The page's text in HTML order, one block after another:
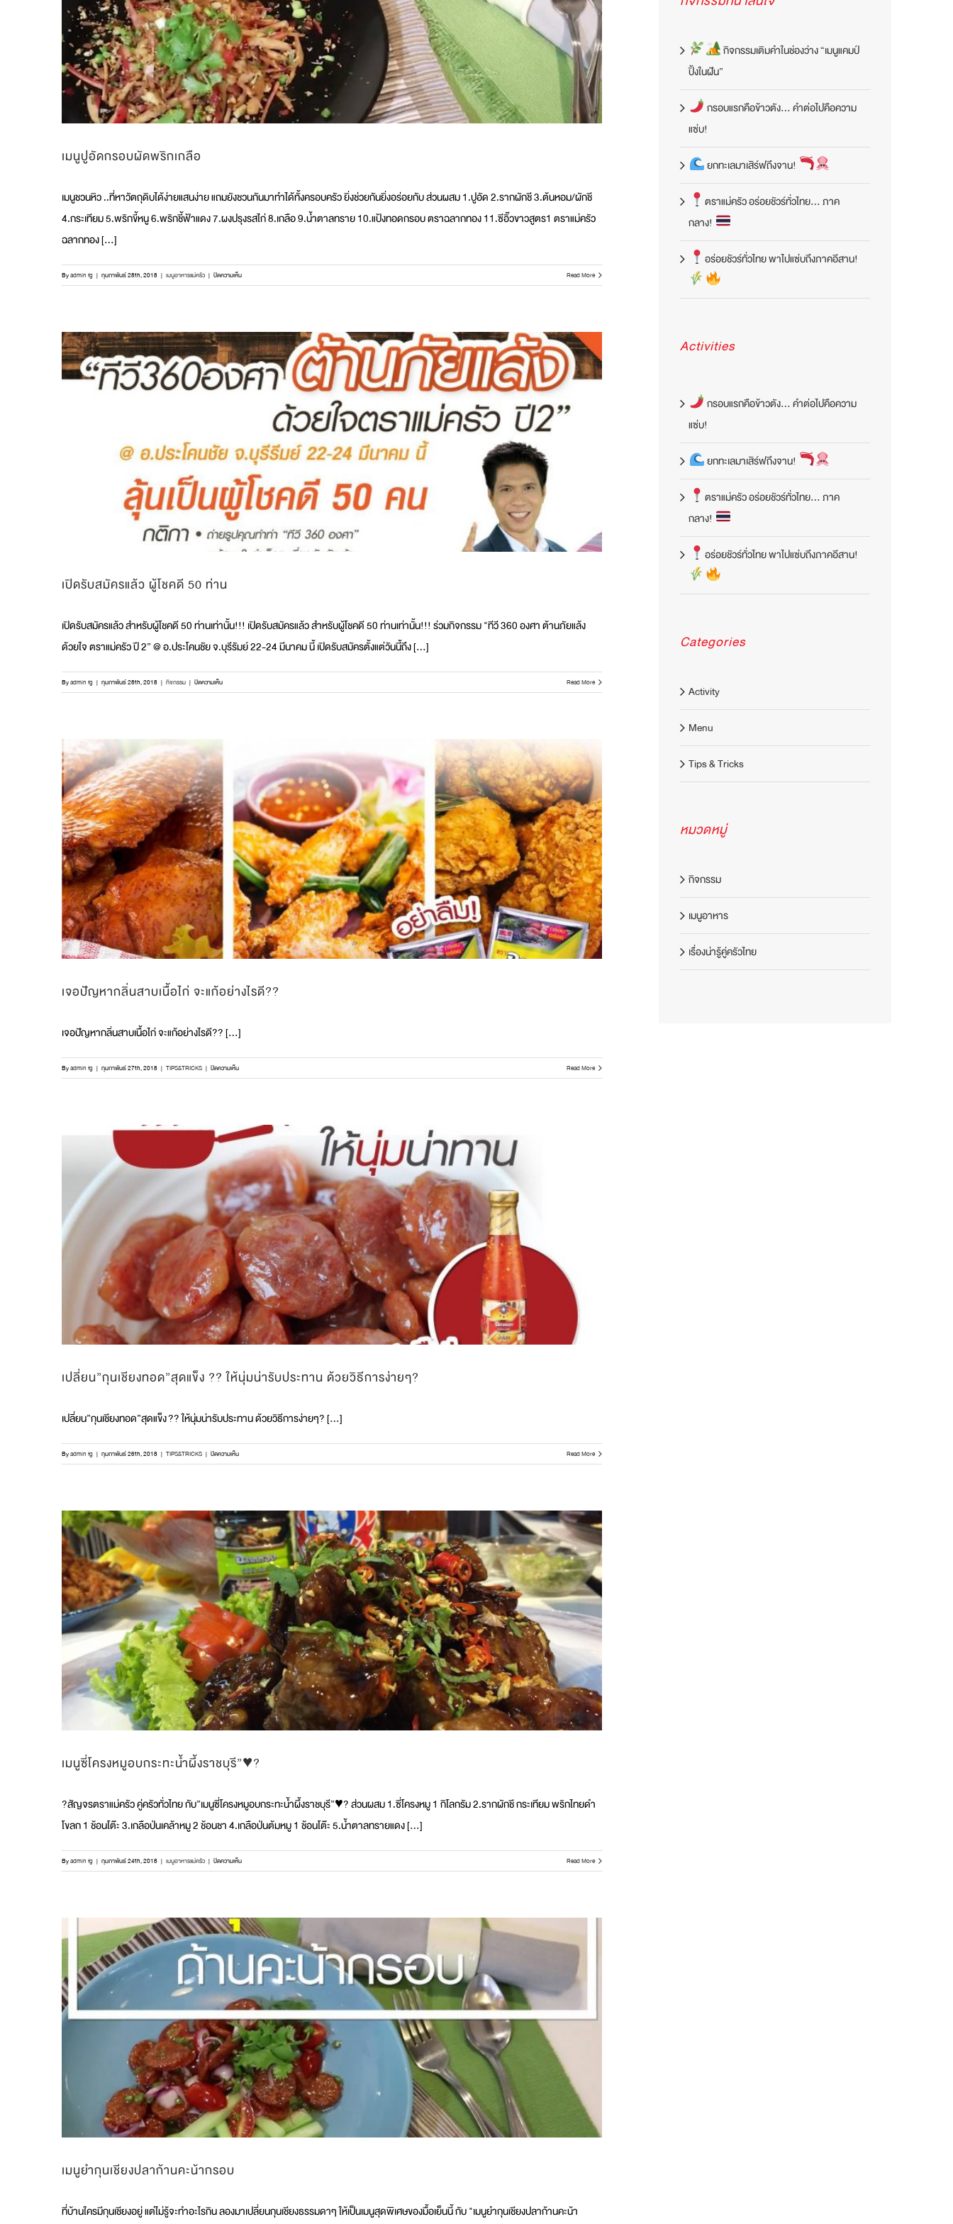
เมนูปูอัดกรอบผัดพริกเกลือ
เมนูชวนหิว ..ที่หาวัตถุดิบได้ง่ายแสนง่าย แถมยังชวนกันมาทำได้ทั้งครอบครัว ยิ่งช่วยกันยิ่งอร่อยกับ ส่วนผสม 1.ปูอัด 2.รากผักชี 3.ต้นหอม/ผักชี
4.กระเทียม 5.พริกขี้หนู 6.พริกชี้ฟ้าแดง 7.ผงปรุงรสไก่ 8.เกลือ 9.น้ำตาลทราย 10.แป้งทอดกรอบ ตราฉลากทอง 11.ซีอิ๊วขาวสูตร1 ตราแม่ครัว
ฉลากทอง [...]
Byadmin fg | กุมภาพันธ์ 28th, 2018 | เมนูอาหารแม่ครัว | ปิดความเห็นบน
เมนู
ผัด
พริก
เกลือ
Read More
เปิดรับสมัครแล้ว ผู้โชคดี 50 ท่าน
เปิดรับสมัครแล้ว สำหรับผู้โชคดี 50 ท่านเท่านั้น!!! เปิดรับสมัครแล้ว สำหรับผู้โชคดี 50 ท่านเท่านั้น!!! ร่วมกิจกรรม "ทีวี 360 องศา ต้านภัยแล้ง
ด้วยใจ ตราแม่ครัว ปี 2” @ อ.ประโคนชัย จ.บุรีรัมย์ 22-24 มีนาคม นี้ เปิดรับสมัครตั้งแต่วันนี้ถึง [...]
Byadmin fg | กุมภาพันธ์ 28th, 2018 | กิจกรรม | ปิดความเห็นบน
เปิด
โชค
Read More
เจอปัญหากลิ่นสาบเนื้อไก่ จะแก้อย่างไรดี??
เจอปัญหากลิ่นสาบเนื้อไก่ จะแก้อย่างไรดี?? […]
Byadmin fg | กุมภาพันธ์ 27th, 2018 | TIPS&TRICKS | ปิดความเห็นบน
เจอ
เนื้อ
จะ
แก้
อย่างไร
ดี??
Read More
เปลี่ยน”กุนเชียงทอด”สุดแข็ง ?? ให้นุ่มน่ารับประทาน ด้วยวิธีการง่ายๆ?
เปลี่ยน”กุนเชียงทอด”สุดแข็ง ?? ให้นุ่มน่ารับประทาน ด้วยวิธีการง่ายๆ? […]
Byadmin fg | กุมภาพันธ์ 26th, 2018 | TIPS&TRICKS | ปิดความเห็นบน
เปลี่ยน”กุนเชียง
ให้
นุ่ม
น่า
รับ
ประทาน
ด้วย
วิธี
การ
ง่ายๆ?
Read More
เมนูซี่โครงหมูอบกระทะน้ำผึ้งราชบุรี”♥️?
?สัญจรตราแม่ครัว คู่ครัวทั่วไทย กับ”เมนูซี่โครงหมูอบกระทะน้ำผึ้งราชบุรี”♥️? ส่วนผสม 1.ซี่โครงหมู 1 กิโลกรัม 2.รากผักชี กระเทียม พริกไทยดำ
โขลก 1 ช้อนโต๊ะ 3.เกลือป่นเคล้าหมู 2 ช้อนชา 4.เกลือป่นต้มหมู 1 ช้อนโต๊ะ 5.น้ำตาลทรายแดง [...]
Byadmin fg | กุมภาพันธ์ 24th, 2018 | เมนูอาหารแม่ครัว | ปิดความเห็นบน
เมนู
กระทะ
น้ำ
ราชบุรี”♥️?
Read More
เมนูยำกุนเชียงปลาก้านคะน้ากรอบ
ที่บ้านใครมีกุนเชียงอยู่ แต่ไม่รู้จะทำอะไรกิน ลองมาเปลี่ยนกุนเชียงธรรมดาๆ ให้เป็นเมนูสุดพิเศษของมื้อเย็นนี้ กับ "เมนูยำกุนเชียงปลาก้านคะน้า
กิจกรรมเติมคำในช่องว่าง “เมนูแคมป์
ปิ้งในฝัน”
กรอบแรกคือข้าวตัง… คำต่อไปคือความ
แซ่บ!
ยกทะเลมาเสิร์ฟถึงจาน!
ตราแม่ครัว อร่อยชัวร์ทั่วไทย… ภาค
กลาง!
อร่อยชัวร์ทั่วไทย พาไปแซ่บถึงภาคอีสาน!
Activities
กรอบแรกคือข้าวตัง… คำต่อไปคือความ
แซ่บ!
ยกทะเลมาเสิร์ฟถึงจาน!
ตราแม่ครัว อร่อยชัวร์ทั่วไทย… ภาค
กลาง!
อร่อยชัวร์ทั่วไทย พาไปแซ่บถึงภาคอีสาน!
Categories
Activity
Menu
Tips & Tricks
หมวดหมู่
กิจกรรม
เมนูอาหาร
เรื่องน่ารู้คู่ครัวไทย